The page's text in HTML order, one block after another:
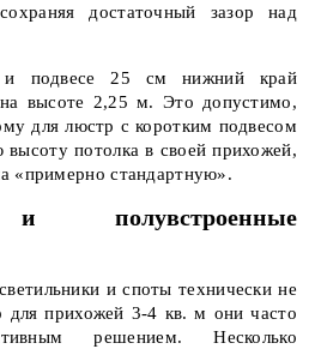
достаточный зазор над
подвесе 25 см нижний край
на высоте 2,25 м. Это допустимо,
для люстр с коротким подвесом
высоту потолка в своей прихожей,
«примерно стандартную».
полувстроенные
и споты технически не
для прихожей 3-4 кв. м они часто
решением. Несколько